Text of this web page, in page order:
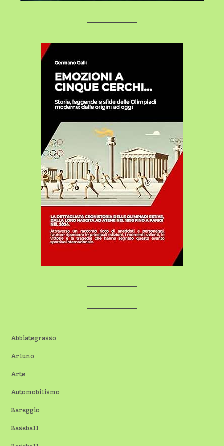
Abbiategrasso
Arluno
Arte
Automobilismo
Bareggio
Baseball